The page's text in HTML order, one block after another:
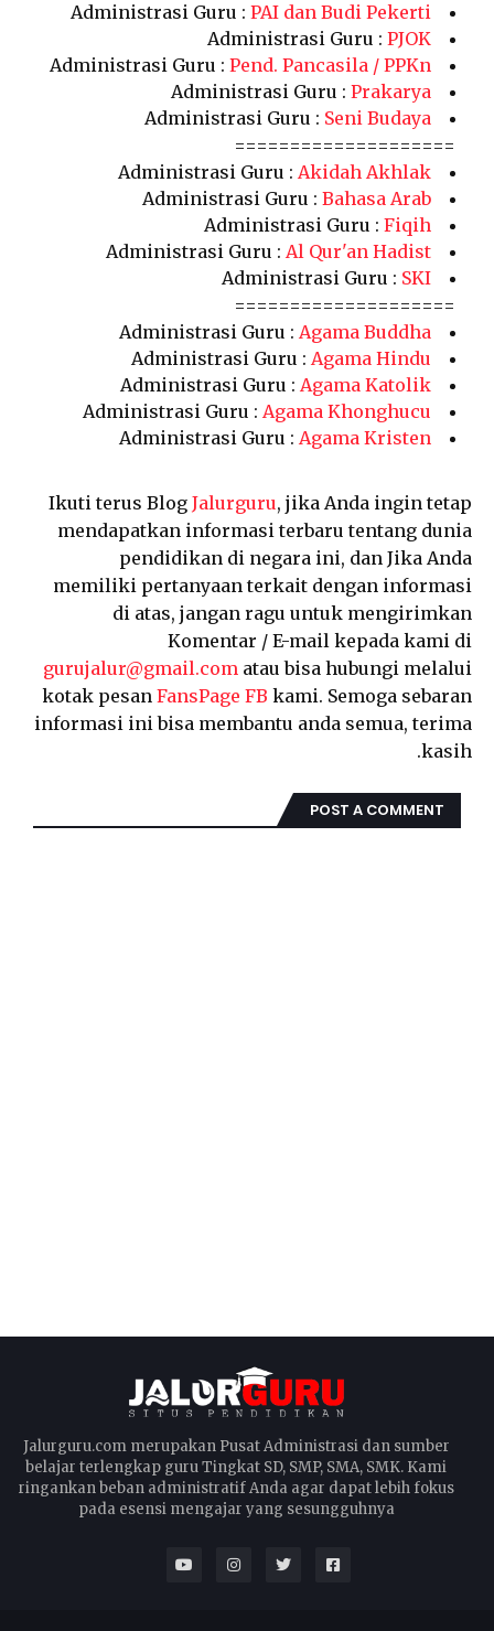
Administrasi Guru : PAI dan Budi Pekerti
Administrasi Guru : PJOK
Administrasi Guru : Pend. Pancasila / PPKn
Administrasi Guru : Prakarya
Administrasi Guru : Seni Budaya
====================
Administrasi Guru : Akidah Akhlak
Administrasi Guru : Bahasa Arab
Administrasi Guru : Fiqih
Administrasi Guru : Al Qur'an Hadist
Administrasi Guru : SKI
====================
Administrasi Guru : Agama Buddha
Administrasi Guru : Agama Hindu
Administrasi Guru : Agama Katolik
Administrasi Guru : Agama Khonghucu
Administrasi Guru : Agama Kristen
Ikuti terus Blog Jalurguru, jika Anda ingin tetap
mendapatkan informasi terbaru tentang dunia
pendidikan di negara ini, dan Jika Anda
memiliki pertanyaan terkait dengan informasi
di atas, jangan ragu untuk mengirimkan
Komentar / E-mail kepada kami di
gurujalur@gmail.com atau bisa hubungi melalui
kotak pesan FansPage FB kami. Semoga sebaran
informasi ini bisa membantu anda semua, terima
kasih.
POST A COMMENT
Jalurguru.com merupakan Pusat Administrasi dan sumber
belajar terlengkap guru Tingkat SD, SMP, SMA, SMK. Kami
ringankan beban administratif Anda agar dapat lebih fokus
pada esensi mengajar yang sesungguhnya